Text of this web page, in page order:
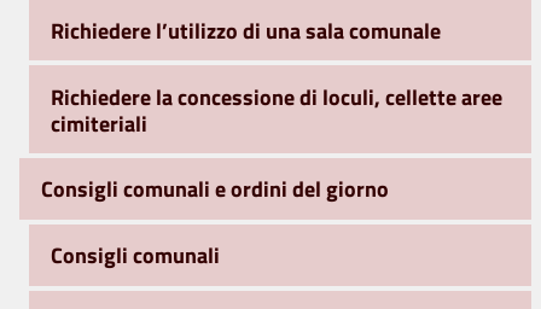
Richiedere l’utilizzo di una sala comunale
Richiedere la concessione di loculi, cellette aree
cimiteriali
Consigli comunali e ordini del giorno
Consigli comunali